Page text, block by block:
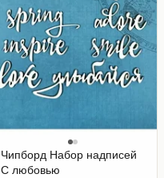
Чипборд Набор надписей
С любовью